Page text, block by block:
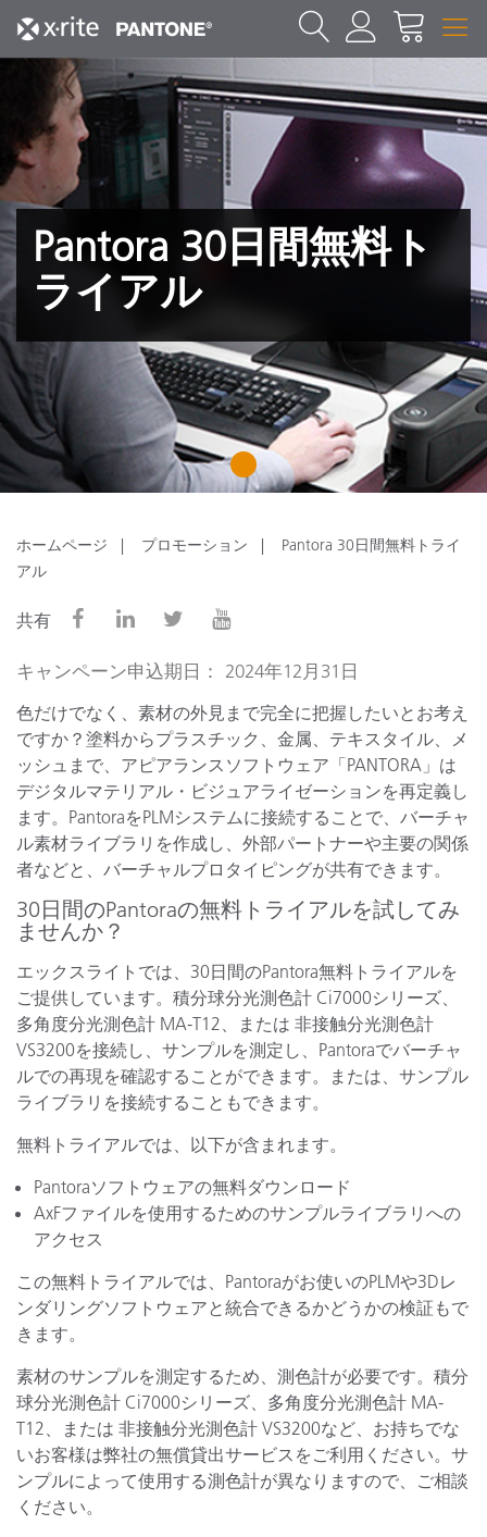
Pantora 30日間無料ト
ライアル
1
ホームページ プロモーション
Pantora 30日間無料トライ
アル
共有
キャンペーン申込期日： 2024年12月31日
色だけでなく、素材の外見まで完全に把握したいとお考え
ですか？塗料からプラスチック、金属、テキスタイル、メ
ッシュまで、アピアランスソフトウェア「PANTORA」は
デジタルマテリアル・ビジュアライゼーションを再定義し
ます。PantoraをPLMシステムに接続することで、バーチャ
ル素材ライブラリを作成し、外部パートナーや主要の関係
者などと、バーチャルプロタイピングが共有できます。
30日間のPantoraの無料トライアルを試してみ
ませんか？
エックスライトでは、30日間のPantora無料トライアルを
ご提供しています。積分球分光測色計 Ci7000シリーズ、
多角度分光測色計 MA-T12、または 非接触分光測色計
VS3200を接続し、サンプルを測定し、Pantoraでバーチャ
ルでの再現を確認することができます。または、サンプル
ライブラリを接続することもできます。
無料トライアルでは、以下が含まれます。
Pantoraソフトウェアの無料ダウンロード
AxFファイルを使用するためのサンプルライブラリへの
アクセス
この無料トライアルでは、Pantoraがお使いのPLMや3Dレ
ンダリングソフトウェアと統合できるかどうかの検証もで
きます。
素材のサンプルを測定するため、測色計が必要です。積分
球分光測色計 Ci7000シリーズ、多角度分光測色計 MA-
T12、または 非接触分光測色計 VS3200など、お持ちでな
いお客様は弊社の無償貸出サービスをご利用ください。サ
ンプルによって使用する測色計が異なりますので、ご相談
ください。